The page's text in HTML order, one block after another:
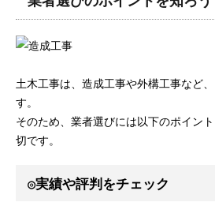
土木工事は、造成工事や外構工事など
す。
そのため、業者選びには以下のポイン
切です。
◎実績や評判をチェック